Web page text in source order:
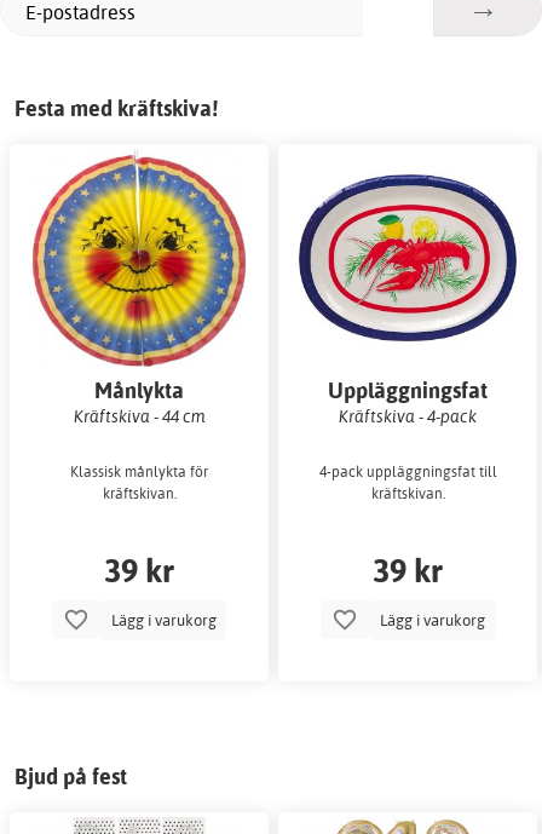
KALAS BABY SHOWER
DOP BAKNING
ALLA FESTARTIKLAR FÄRGTEMAN
Festa med kräftskiva!
Månlykta
Kräftskiva - 44 cm
Klassisk månlykta för
kräftskivan.
39 kr
Lägg i varukorg
Uppläggningsfat
Kräftskiva - 4-pack
4-pack uppläggningsfat till
kräftskivan.
39 kr
Lägg i varukorg
Bjud på fest